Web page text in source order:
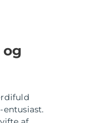
entusiast.